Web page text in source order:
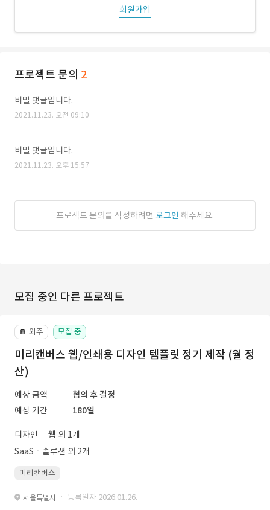
회원가입
프로젝트 문의 2
비밀 댓글입니다.
2021.11.23. 오전 09:10
비밀 댓글입니다.
2021.11.23. 오후 15:57
프로젝트 문의를 작성하려면 로그인 해주세요.
모집 중인 다른 프로젝트
📔 외주 모집 중
미리캔버스 웹/인쇄용 디자인 템플릿 정기 제작 (월 정
산)
예상 금액
협의 후 결정
예상 기간
180일
디자인
웹 외 1개
SaaSㆍ솔루션 외 2개
미리캔버스
서울특별시 · 등록일자 2026.01.26.